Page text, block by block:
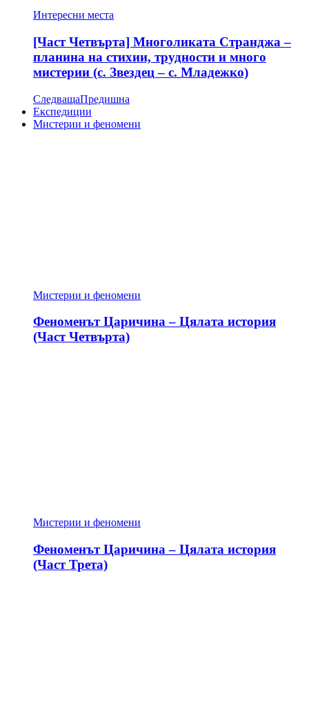
Интересни места
[Част Четвърта] Многоликата Странджа –
планина на стихии, трудности и много
мистерии (с. Звездец – с. Младежко)
СледващаПредишна
Експедиции
Мистерии и феномени
Мистерии и феномени
Феноменът Царичина – Цялата история
(Част Четвърта)
Мистерии и феномени
Феноменът Царичина – Цялата история
(Част Трета)